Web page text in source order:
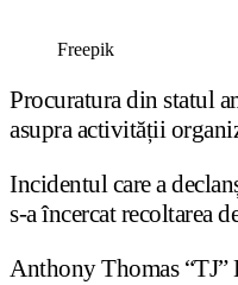
Freepik
Procuratura din statul
asupra activității
Incidentul care a
s-a încercat recoltarea
Anthony Thomas “TJ”